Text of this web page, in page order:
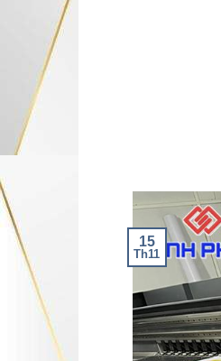
15
Th11